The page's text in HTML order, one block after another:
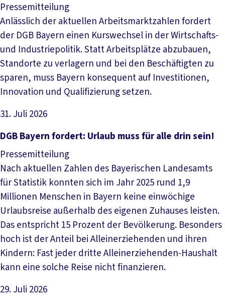
Pressemitteilung
Anlässlich der aktuellen Arbeitsmarktzahlen fordert
der DGB Bayern einen Kurswechsel in der Wirtschafts-
und Industriepolitik. Statt Arbeitsplätze abzubauen,
Standorte zu verlagern und bei den Beschäftigten zu
sparen, muss Bayern konsequent auf Investitionen,
Innovation und Qualifizierung setzen.
31. Juli 2026
Artikel lesen
DGB Bayern fordert: Urlaub muss für alle drin sein!
Pressemitteilung
Nach aktuellen Zahlen des Bayerischen Landesamts
für Statistik konnten sich im Jahr 2025 rund 1,9
Millionen Menschen in Bayern keine einwöchige
Urlaubsreise außerhalb des eigenen Zuhauses leisten.
Das entspricht 15 Prozent der Bevölkerung. Besonders
hoch ist der Anteil bei Alleinerziehenden und ihren
Kindern: Fast jeder dritte Alleinerziehenden-Haushalt
kann eine solche Reise nicht finanzieren.
29. Juli 2026